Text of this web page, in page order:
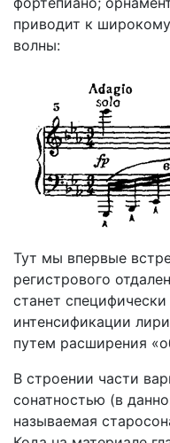
приводит к
волны:
Тут мы впервые
регистрового
станет
интенсификации
путем расширения
В строении части
сонатностью (в
называемая